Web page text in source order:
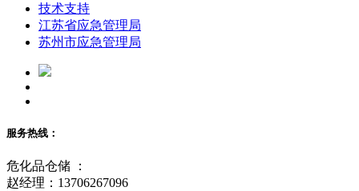
技术支持
江苏省应急管理局
苏州市应急管理局
服务热线：
危化品仓储 ：
赵经理：13706267096